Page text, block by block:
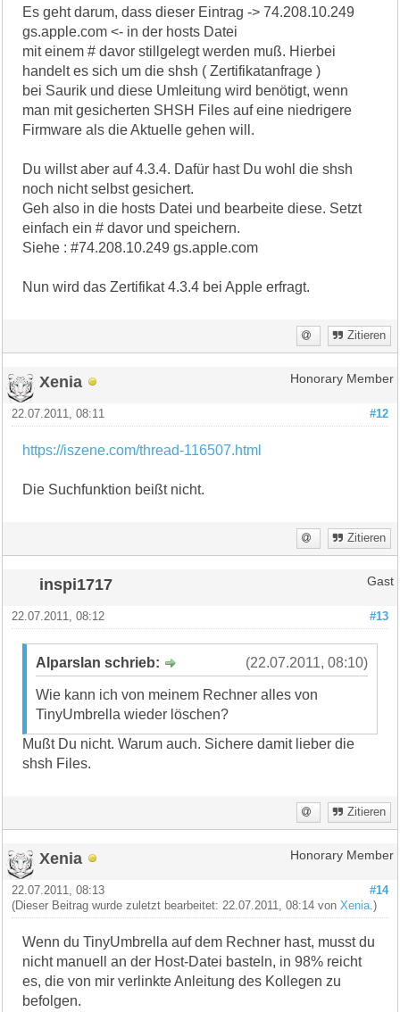
Es geht darum, dass dieser Eintrag -> 74.208.10.249
gs.apple.com <- in der hosts Datei
mit einem # davor stillgelegt werden muß. Hierbei
handelt es sich um die shsh ( Zertifikatanfrage )
bei Saurik und diese Umleitung wird benötigt, wenn
man mit gesicherten SHSH Files auf eine niedrigere
Firmware als die Aktuelle gehen will.
Du willst aber auf 4.3.4. Dafür hast Du wohl die shsh
noch nicht selbst gesichert.
Geh also in die hosts Datei und bearbeite diese. Setzt
einfach ein # davor und speichern.
Siehe : #74.208.10.249 gs.apple.com
Nun wird das Zertifikat 4.3.4 bei Apple erfragt.
Zitieren
Xenia Honorary Member
#12
22.07.2011, 08:11
https://iszene.com/thread-116507.html
Die Suchfunktion beißt nicht.
Zitieren
inspi1717 Gast
#13
22.07.2011, 08:12
(22.07.2011, 08:10)
Alparslan schrieb:
Wie kann ich von meinem Rechner alles von
TinyUmbrella wieder löschen?
Mußt Du nicht. Warum auch. Sichere damit lieber die
shsh Files.
Zitieren
Xenia Honorary Member
#14
22.07.2011, 08:13
(Dieser Beitrag wurde zuletzt bearbeitet: 22.07.2011, 08:14 vonXenia .)
Wenn du TinyUmbrella auf dem Rechner hast, musst du
nicht manuell an der Host-Datei basteln, in 98% reicht
es, die von mir verlinkte Anleitung des Kollegen zu
befolgen.